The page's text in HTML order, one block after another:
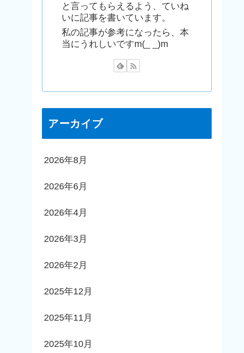
と言ってもらえるよう、ていね
いに記事を書いています。
私の記事が参考になったら、本
当にうれしいですm(_ _)m
アーカイブ
2026年8月
2026年6月
2026年4月
2026年3月
2026年2月
2025年12月
2025年11月
2025年10月